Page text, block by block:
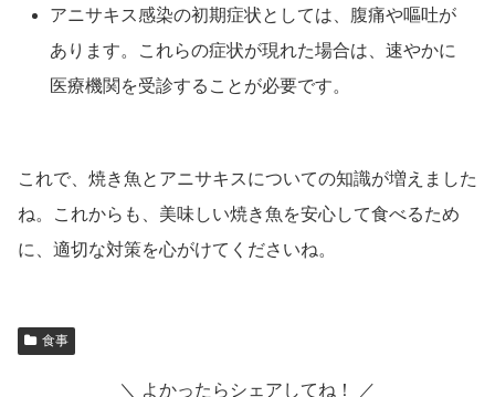
アニサキス感染の初期症状としては、腹痛や嘔吐が
あります。これらの症状が現れた場合は、速やかに
医療機関を受診することが必要です。
これで、焼き魚とアニサキスについての知識が増えました
ね。これからも、美味しい焼き魚を安心して食べるため
に、適切な対策を心がけてくださいね。
食事
＼ よかったらシェアしてね！ ／